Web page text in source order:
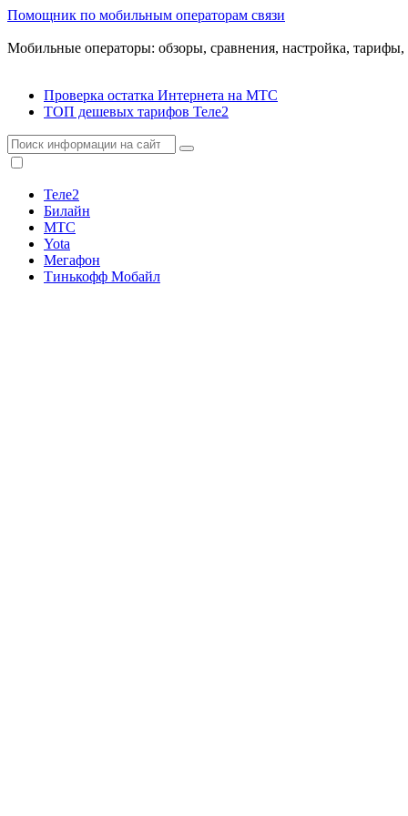
Помощник по мобильным операторам связи
Мобильные операторы: обзоры, сравнения, настройка,
Проверка остатка Интернета на МТС
ТОП дешевых тарифов Теле2
Теле2
Билайн
МТС
Yota
Мегафон
Тинькофф Мобайл